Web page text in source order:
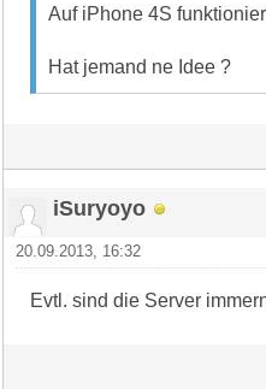
Auf iPhone 4S
Hat jemand ne Idee ?
iSuryoyo
20.09.2013, 16:32
Evtl. sind die Server